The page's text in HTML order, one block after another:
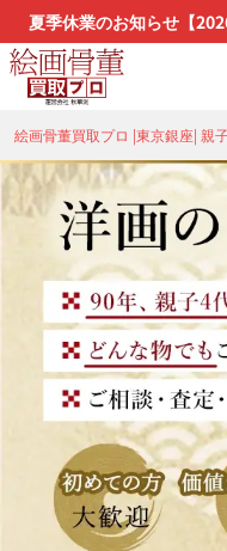
夏季休業のお知らせ【
(日)】
絵画骨董買取プロ |東京銀座| 親